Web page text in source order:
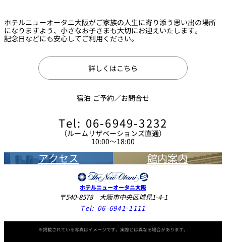
ホテルニューオータニ大阪がご家族の人生に寄り添う思い出の場所
になりますよう、小さなお子さまも大切にお迎えいたします。
記念日などにも安心してご利用ください。
詳しくはこちら
宿泊 ご予約／お問合せ
Tel: 06-6949-3232
（ルームリザベーションズ直通）
10:00～18:00
アクセス 館内案内
ホテルニューオータニ大阪
〒540-8578 大阪市中央区城見1-4-1
Tel: 06-6941-1111
※掲載されている写真はイメージです。実際とは異なる場合があります。